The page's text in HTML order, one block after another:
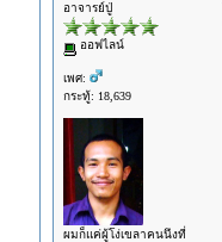
อาจารย์ปู่
ออฟไลน์
เพศ:
กระทู้: 18,639
ผมก็แค่ผู้โง่เขลาคนนึงที่